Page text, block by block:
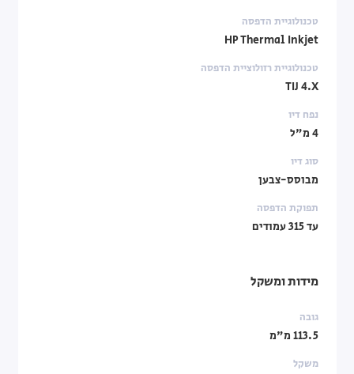
טכנולוגיית הדפסה
HP Thermal Inkjet
טכנולוגיית רזולוציית הדפסה
TIJ 4.X
נפח דיו
4 מ"ל
סוג דיו
מבוסס-צבען
תפוקת הדפסה
עד 315 עמודים
מידות ומשקל
גובה
113.5 מ"מ
משקל